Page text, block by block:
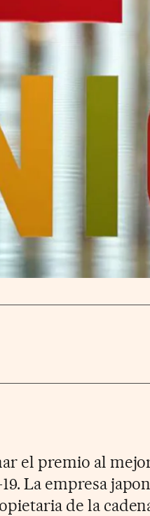
el premio al
La empresa
de la